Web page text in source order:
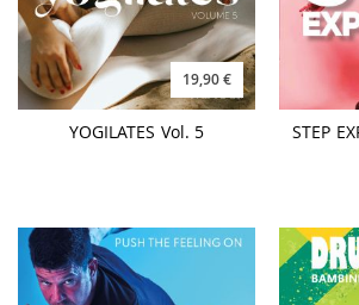
19,90 €
YOGILATES Vol. 5
STEP